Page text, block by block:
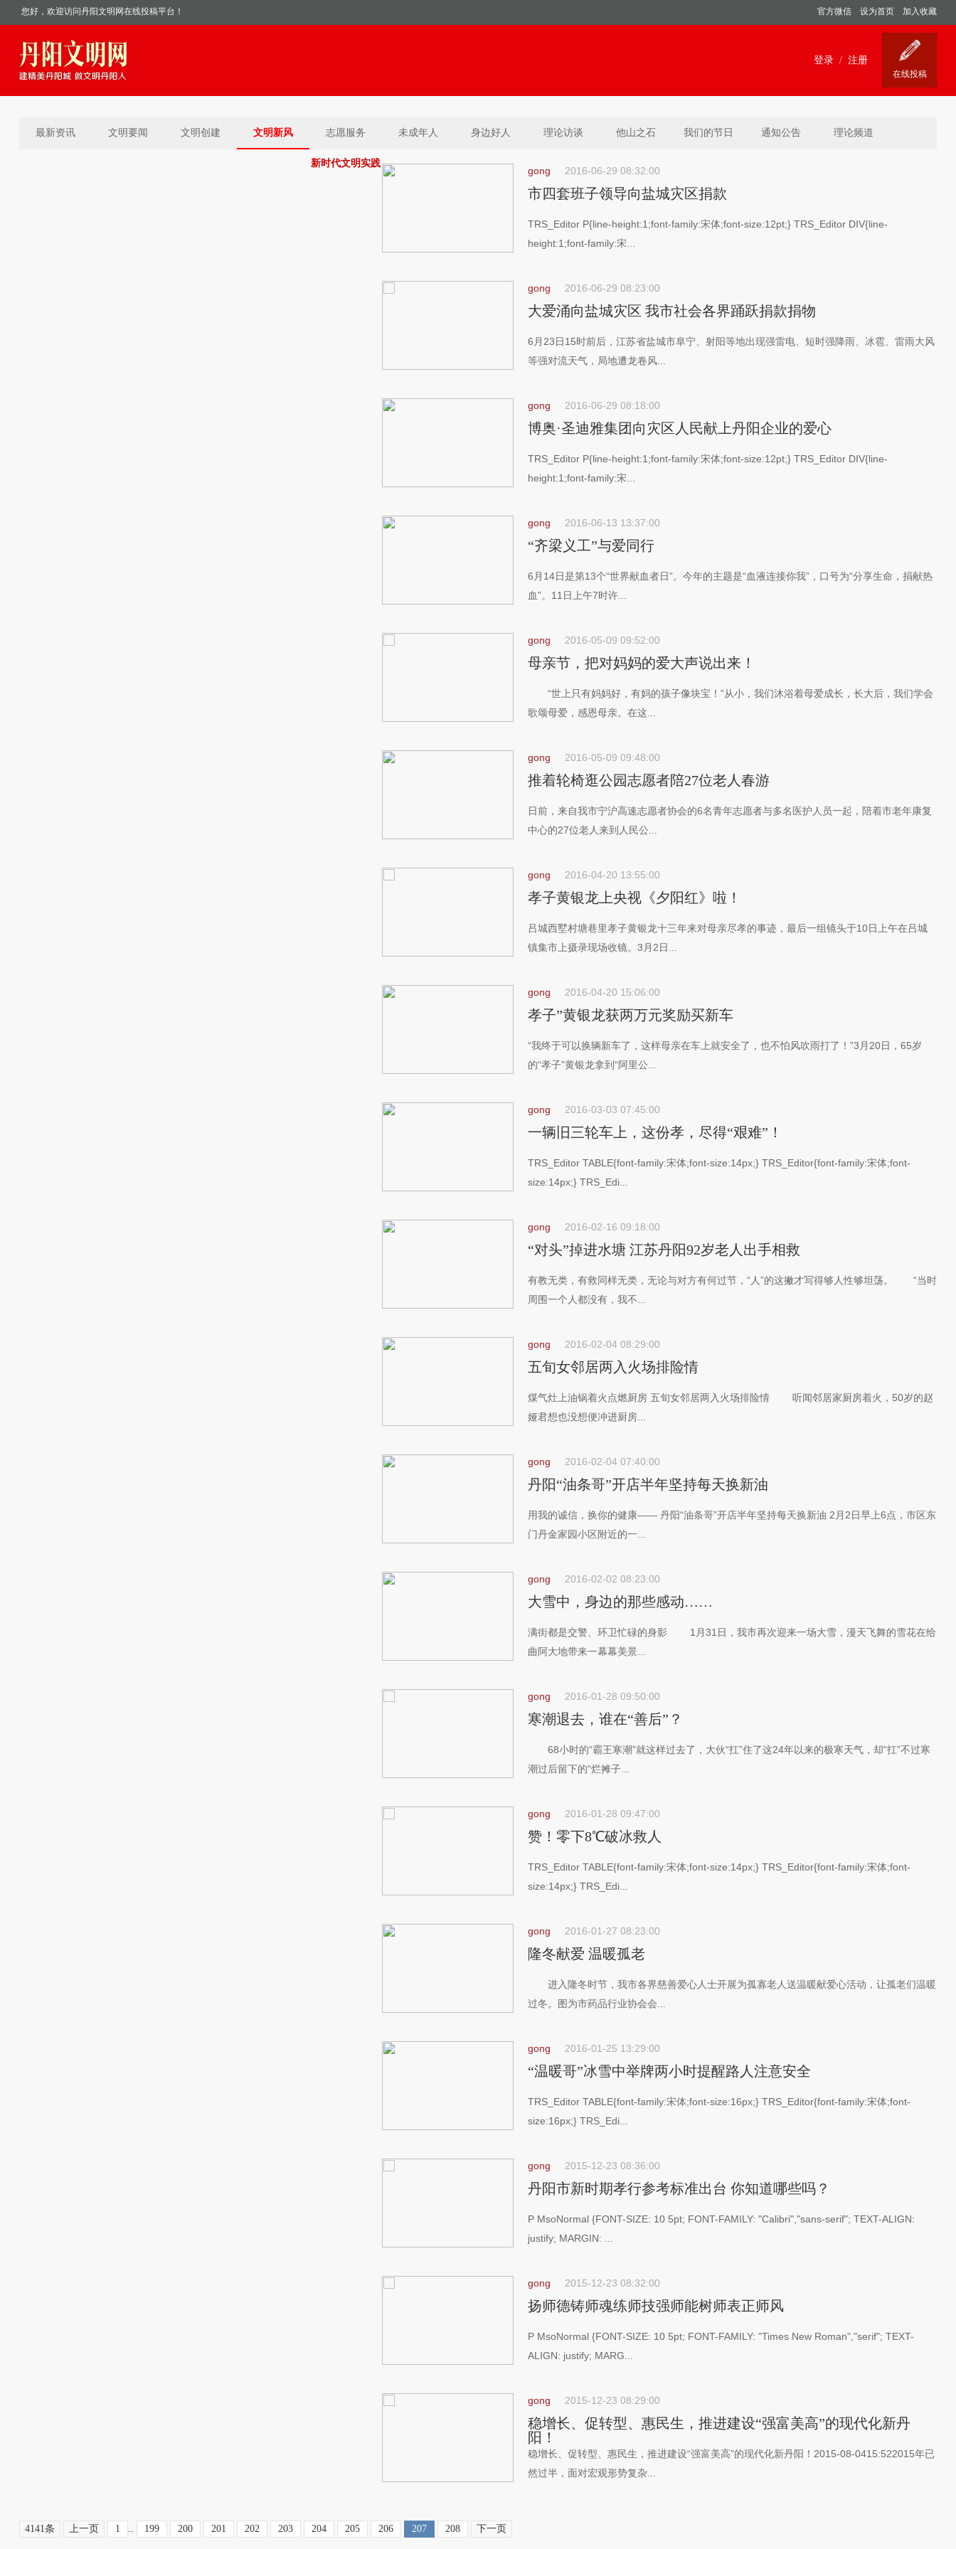
您好，欢迎访问丹阳文明网在线投稿平台！ 官方微信 设为首页 加入收藏
最新资讯 文明要闻 文明创建 文明新风 志愿服务 未成年人 身边好人 理论访谈 他山之石 我们的节日 通知公告 理论频道
新时代文明实践
gong 2016-06-29 08:32:00
市四套班子领导向盐城灾区捐款
TRS_Editor P{line-height:1;font-family:宋体;font-size:12pt;} TRS_Editor DIV{line-
height:1;font-family:宋...
gong 2016-06-29 08:23:00
大爱涌向盐城灾区 我市社会各界踊跃捐款捐物
6月23日15时前后，江苏省盐城市阜宁、射阳等地出现强雷电、短时强降雨、冰雹、雷雨大风
等强对流天气，局地遭龙卷风...
gong 2016-06-29 08:18:00
博奥·圣迪雅集团向灾区人民献上丹阳企业的爱心
TRS_Editor P{line-height:1;font-family:宋体;font-size:12pt;} TRS_Editor DIV{line-
height:1;font-family:宋...
gong 2016-06-13 13:37:00
“齐梁义工”与爱同行
6月14日是第13个“世界献血者日”。今年的主题是“血液连接你我”，口号为“分享生命，捐献热
血”。11日上午7时许...
gong 2016-05-09 09:52:00
母亲节，把对妈妈的爱大声说出来！
“世上只有妈妈好，有妈的孩子像块宝！”从小，我们沐浴着母爱成长，长大后，我们学会
歌颂母爱，感恩母亲。在这...
gong 2016-05-09 09:48:00
推着轮椅逛公园志愿者陪27位老人春游
日前，来自我市宁沪高速志愿者协会的6名青年志愿者与多名医护人员一起，陪着市老年康复
中心的27位老人来到人民公...
gong 2016-04-20 13:55:00
孝子黄银龙上央视《夕阳红》啦！
吕城西墅村塘巷里孝子黄银龙十三年来对母亲尽孝的事迹，最后一组镜头于10日上午在吕城
镇集市上摄录现场收镜。3月2日...
gong 2016-04-20 15:06:00
孝子”黄银龙获两万元奖励买新车
“我终于可以换辆新车了，这样母亲在车上就安全了，也不怕风吹雨打了！”3月20日，65岁
的“孝子”黄银龙拿到“阿里公...
gong 2016-03-03 07:45:00
一辆旧三轮车上，这份孝，尽得“艰难”！
TRS_Editor TABLE{font-family:宋体;font-size:14px;} TRS_Editor{font-family:宋体;font-
size:14px;} TRS_Edi...
gong 2016-02-16 09:18:00
“对头”掉进水塘 江苏丹阳92岁老人出手相救
有教无类，有救同样无类，无论与对方有何过节，“人”的这撇才写得够人性够坦荡。 “当时
周围一个人都没有，我不...
gong 2016-02-04 08:29:00
五旬女邻居两入火场排险情
煤气灶上油锅着火点燃厨房 五旬女邻居两入火场排险情 听闻邻居家厨房着火，50岁的赵
娅君想也没想便冲进厨房...
gong 2016-02-04 07:40:00
丹阳“油条哥”开店半年坚持每天换新油
用我的诚信，换你的健康—— 丹阳“油条哥”开店半年坚持每天换新油 2月2日早上6点，市区东
门丹金家园小区附近的一...
gong 2016-02-02 08:23:00
大雪中，身边的那些感动……
满街都是交警、环卫忙碌的身影 1月31日，我市再次迎来一场大雪，漫天飞舞的雪花在给
曲阿大地带来一幕幕美景...
gong 2016-01-28 09:50:00
寒潮退去，谁在“善后”？
68小时的“霸王寒潮”就这样过去了，大伙“扛”住了这24年以来的极寒天气，却“扛”不过寒
潮过后留下的“烂摊子...
gong 2016-01-28 09:47:00
赞！零下8℃破冰救人
TRS_Editor TABLE{font-family:宋体;font-size:14px;} TRS_Editor{font-family:宋体;font-
size:14px;} TRS_Edi...
gong 2016-01-27 08:23:00
隆冬献爱 温暖孤老
进入隆冬时节，我市各界慈善爱心人士开展为孤寡老人送温暖献爱心活动，让孤老们温暖
过冬。图为市药品行业协会会...
gong 2016-01-25 13:29:00
“温暖哥”冰雪中举牌两小时提醒路人注意安全
TRS_Editor TABLE{font-family:宋体;font-size:16px;} TRS_Editor{font-family:宋体;font-
size:16px;} TRS_Edi...
gong 2015-12-23 08:36:00
丹阳市新时期孝行参考标准出台 你知道哪些吗？
P MsoNormal {FONT-SIZE: 10 5pt; FONT-FAMILY: "Calibri","sans-serif"; TEXT-ALIGN:
justify; MARGIN: ...
gong 2015-12-23 08:32:00
扬师德铸师魂练师技强师能树师表正师风
P MsoNormal {FONT-SIZE: 10 5pt; FONT-FAMILY: "Times New Roman","serif"; TEXT-
ALIGN: justify; MARG...
gong 2015-12-23 08:29:00
稳增长、促转型、惠民生，推进建设“强富美高”的现代化新丹
阳！
稳增长、促转型、惠民生，推进建设“强富美高”的现代化新丹阳！2015-08-0415:522015年已
然过半，面对宏观形势复杂...
4141条 上一页 1 .. 199 200 201 202 203 204 205 206 207 208 下一页